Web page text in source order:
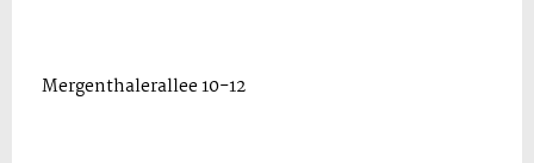
Mergenthalerallee 10-12